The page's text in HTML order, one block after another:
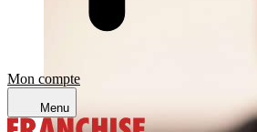
Mon compte
Menu